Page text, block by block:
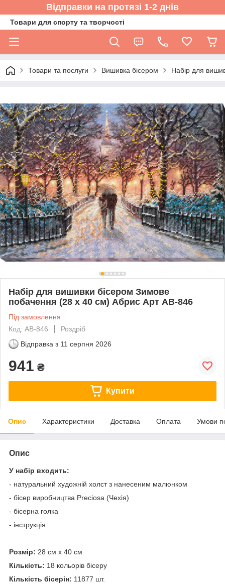
Відправки на протязі 1-2 днів
Товари для спорту та творчості
Товари та послуги Вишивка бісером Набір для
Набір для вишивки бісером Зимове
побачення (28 х 40 см) Абрис Арт AB-846
Під замовлення
Код: AB-846
Роздріб
Відправка з 11 серпня 2026
941 ₴
Купити
Опис Характеристики Доставка Оплата Умови
Опис
У набір входить:
- натуральний художній холст з нанесеним малюнком
- бісер виробництва Preciosa (Чехія)
- бісерна голка
- інструкція
Розмір: 28 см х 40 см
Кількість: 18 кольорів бісеру
Кількість бісерін: 11877 шт.